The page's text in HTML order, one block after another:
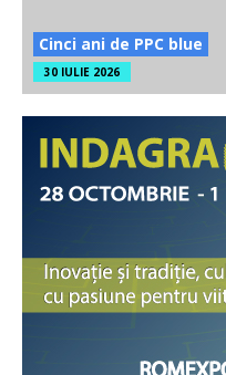
Cinci ani de PPC blue
30 IULIE 2026